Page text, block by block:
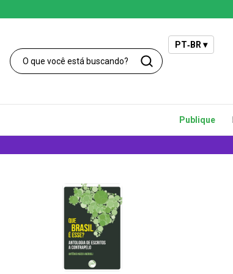
Publique
PT‑BR ▾